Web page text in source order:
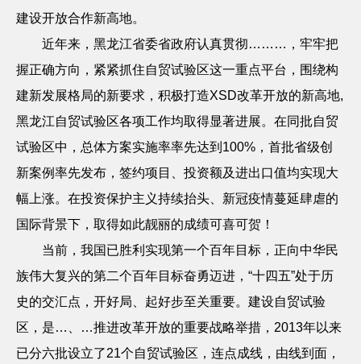
建设开放合作新高地。
近年来，黑龙江省委省政府认真贯彻………，牢牢把
握正确方向，紧紧抓住自贸试验区这一重点平台，围绕构
建新发展格局的新要求，积极打造XSD改革开放的新高地,
黑龙江自贸试验区各项工作均取得显著进展。在同批自贸
试验区中，总体方案实施率率先达到 100% ，首批省级创
新案例率先发布，签约项目、投资额及进出口值均实现大
幅上涨。在投资保护主义持续抬头、新冠疫情蔓延肆虐的
国际背景下，取得如此靓丽的成绩可喜可贺！
当前，我国已胜利实现第一个百年目标，正向中华民
族伟大复兴的第二个百年目标奋勇迈进， “十四五”处于历
史的交汇点，开好局、起好步至关重要。建设自贸试验
区，是…、…推进改革开放的重要战略举措， 2013年以来
已分六批设立了21个自贸试验区，连点成线，由线到面，